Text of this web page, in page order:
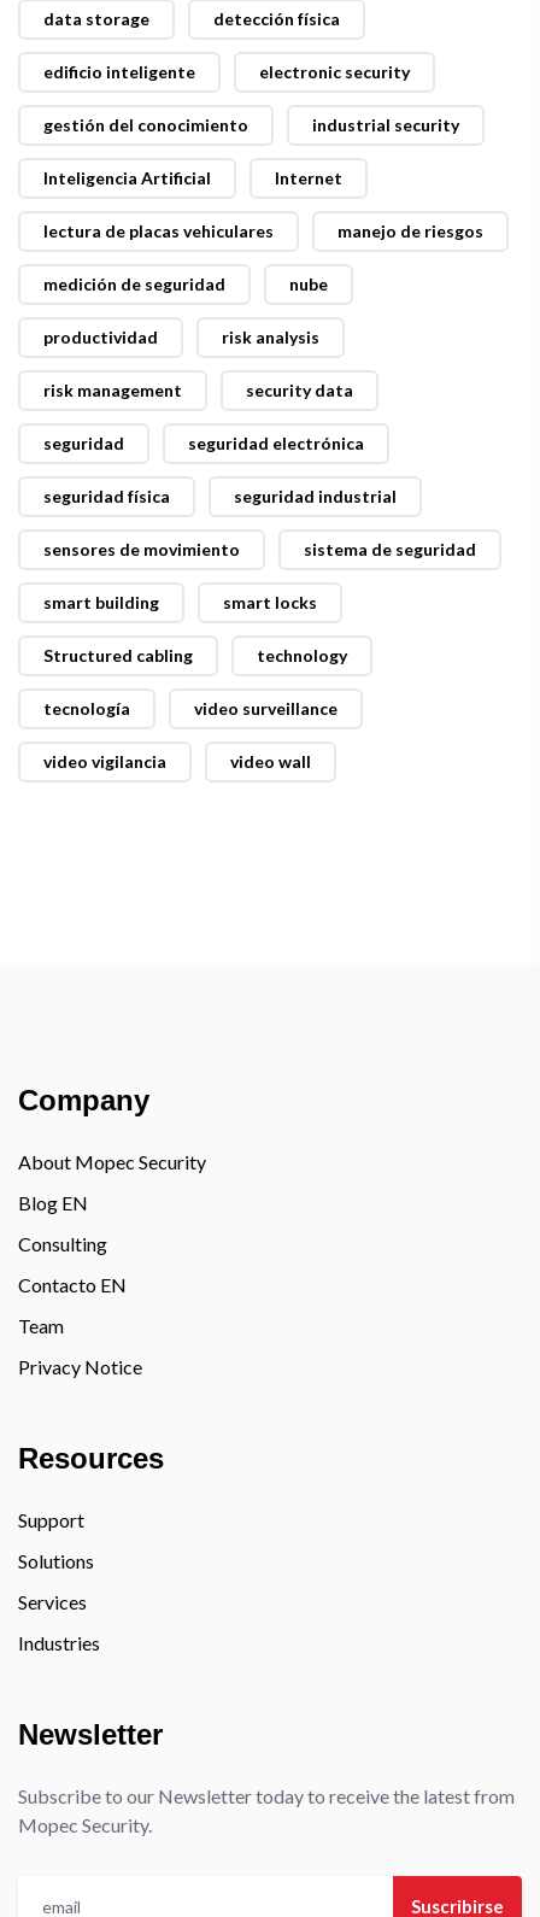
data storage detección física
edificio inteligente electronic security
gestión del conocimiento industrial security
Inteligencia Artificial Internet
lectura de placas vehiculares manejo de riesgos
medición de seguridad nube
productividad risk analysis
risk management security data
seguridad seguridad electrónica
seguridad física seguridad industrial
sensores de movimiento sistema de seguridad
smart building smart locks
Structured cabling technology
tecnología video surveillance
video vigilancia video wall
Company
About Mopec Security
Blog EN
Consulting
Contacto EN
Team
Privacy Notice
Resources
Support
Solutions
Services
Industries
Newsletter
Subscribe to our Newsletter today to receive the latest from
Mopec Security.
Suscribirse